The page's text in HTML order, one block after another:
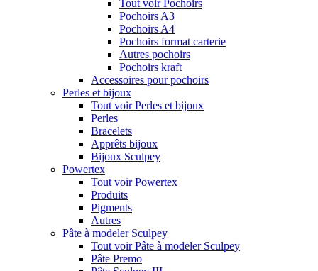
Tout voir Pochoirs
Pochoirs A3
Pochoirs A4
Pochoirs format carterie
Autres pochoirs
Pochoirs kraft
Accessoires pour pochoirs
Perles et bijoux
Tout voir Perles et bijoux
Perles
Bracelets
Apprêts bijoux
Bijoux Sculpey
Powertex
Tout voir Powertex
Produits
Pigments
Autres
Pâte à modeler Sculpey
Tout voir Pâte à modeler Sculpey
Pâte Premo